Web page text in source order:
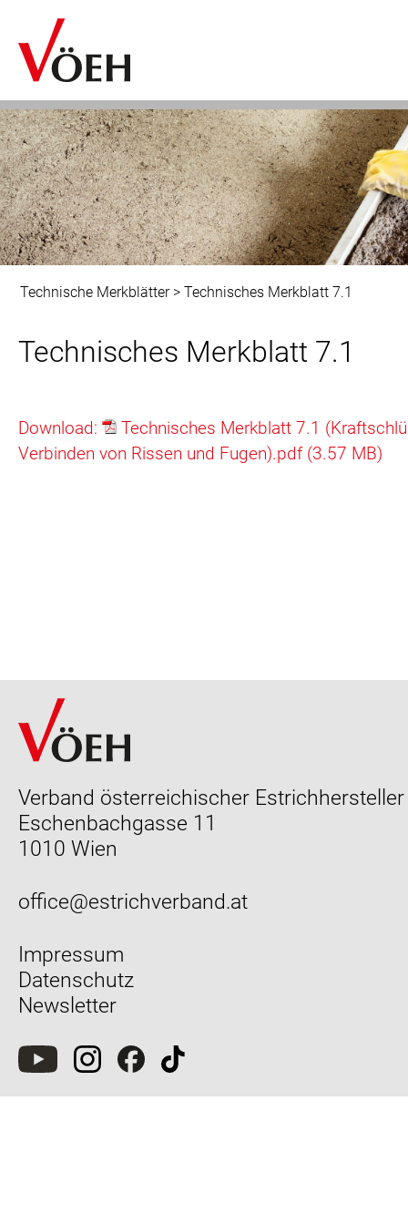
Technische Merkblätter> Technisches Merkblatt 7.1
Technisches Merkblatt 7.1
Download:
Technisches Merkblatt 7.1
Verbinden von Rissen und Fugen).pdf (3.57 MB)
Verband österreichischer Estrichhersteller
Eschenbachgasse 11
1010 Wien
office@estrichverband.at
Impressum
Datenschutz
Newsletter